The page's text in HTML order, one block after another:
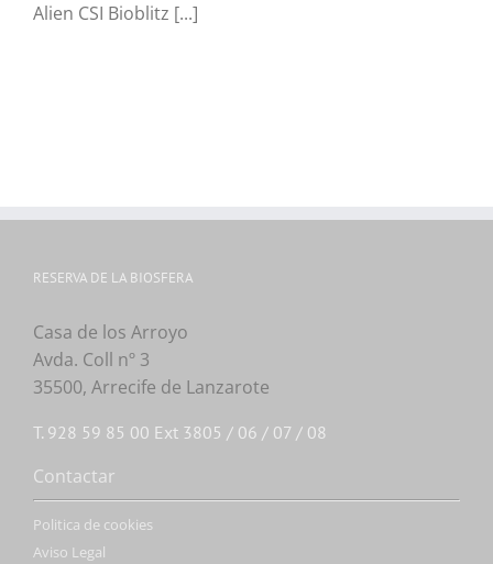
Alien CSI Bioblitz [...]
RESERVA DE LA BIOSFERA
Casa de los Arroyo
Avda. Coll nº 3
35500, Arrecife de Lanzarote
T. 928 59 85 00 Ext 3805 / 06 / 07 / 08
Contactar
Politica de cookies
Aviso Legal